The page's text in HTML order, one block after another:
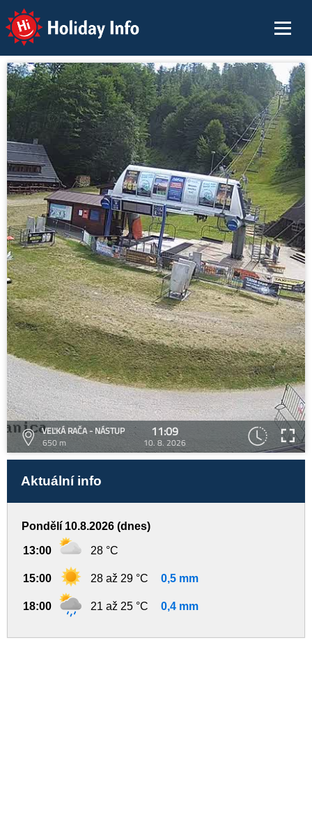
Holiday Info
VEĽKÁ RAČA - NÁSTUP
650 m
11:09
10. 8. 2026
Aktuální info
Pondělí 10.8.2026 (dnes)
13:00 28 °C
15:00 28 až 29 °C 0,5 mm
18:00 21 až 25 °C 0,4 mm